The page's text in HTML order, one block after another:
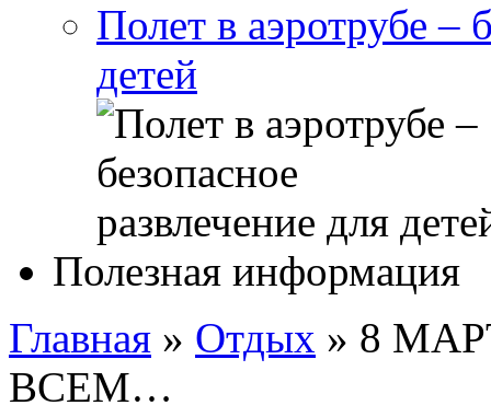
Полет в аэротрубе –
детей
Полезная информация
Главная » Отдых » 8
ВСЕМ…